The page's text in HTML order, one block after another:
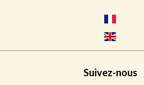
Suivez-nous